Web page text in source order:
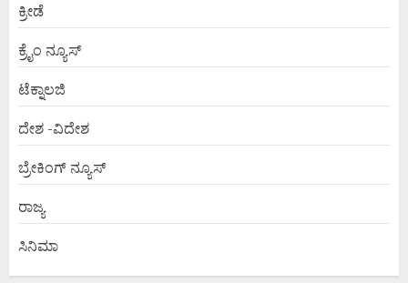
ಕ್ರೀಡೆ
ಕ್ರೈಂ ನ್ಯೂಸ್
ಟೆಕ್ನಾಲಜಿ
ದೇಶ -ವಿದೇಶ
ಬ್ರೇಕಿಂಗ್ ನ್ಯೂಸ್
ರಾಜ್ಯ
ಸಿನಿಮಾ